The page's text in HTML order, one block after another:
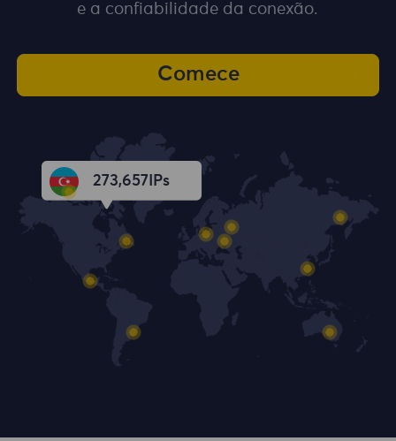
e a confiabilidade da conexão.
Comece
273,659 IPs